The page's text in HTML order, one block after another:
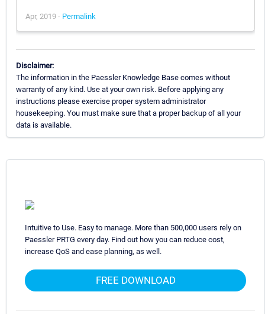
Apr, 2019 - Permalink
Disclaimer:
The information in the Paessler Knowledge Base comes without
warranty of any kind. Use at your own risk. Before applying any
instructions please exercise proper system administrator
housekeeping. You must make sure that a proper backup of all your
data is available.
Intuitive to Use. Easy to manage. More than 500,000 users rely on
Paessler PRTG every day. Find out how you can reduce cost,
increase QoS and ease planning, as well.
FREE DOWNLOAD